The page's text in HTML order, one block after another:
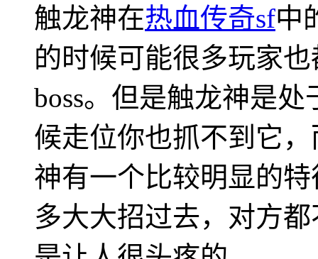
触龙神在热血传奇sf中
的时候可能很多玩家
boss。但是触龙神是
候走位你也抓不到它
神有一个比较明显的
多大大招过去，对方